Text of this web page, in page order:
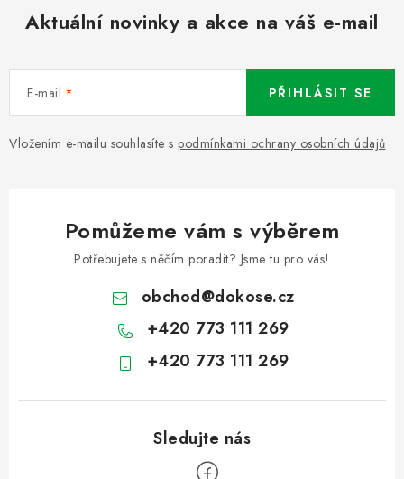
Aktuální novinky a akce na váš e-mail
E-mail
Vložením e-mailu souhlasíte s podmínkami ochrany osobních údajů
PŘIHLÁSIT SE
Pomůžeme vám s výběrem
Potřebujete s něčím poradit? Jsme tu pro vás!
obchod@dokose.cz
+420 773 111 269
+420 773 111 269